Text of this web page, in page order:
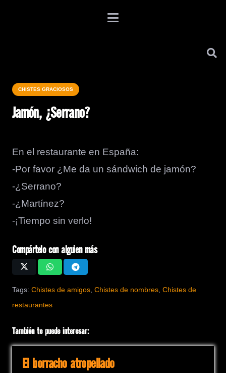
CHISTES GRACIOSOS
Jamón, ¿Serrano?
En el restaurante en España:
-Por favor ¿Me da un sándwich de jamón?
-¿Serrano?
-¿Martínez?
-¡Tiempo sin verlo!
Compártelo con alguien más
Tags: Chistes de amigos Chistes de nombres Chistes de
restaurantes
También te puede interesar:
El borracho atropellado